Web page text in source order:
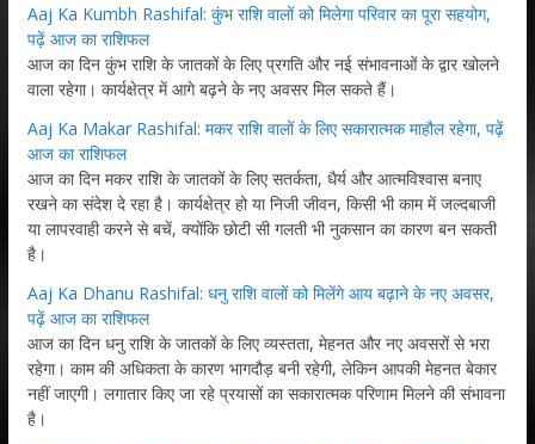
Aaj Ka Kumbh Rashifal: कुंभ राशि वालों को मिलेगा परिवार का पूरा सहयोग,
पढ़ें आज का राशिफल
आज का दिन कुंभ राशि के जातकों के लिए प्रगति और नई संभावनाओं के द्वार खोलने
वाला रहेगा। कार्यक्षेत्र में आगे बढ़ने के नए अवसर मिल सकते हैं।
Aaj Ka Makar Rashifal: मकर राशि वालों के लिए सकारात्मक माहौल रहेगा, पढ़ें
आज का राशिफल
आज का दिन मकर राशि के जातकों के लिए सतर्कता, धैर्य और आत्मविश्वास बनाए
रखने का संदेश दे रहा है। कार्यक्षेत्र हो या निजी जीवन, किसी भी काम में जल्दबाजी
या लापरवाही करने से बचें, क्योंकि छोटी सी गलती भी नुकसान का कारण बन सकती
है।
Aaj Ka Dhanu Rashifal: धनु राशि वालों को मिलेंगे आय बढ़ाने के नए अवसर,
पढ़ें आज का राशिफल
आज का दिन धनु राशि के जातकों के लिए व्यस्तता, मेहनत और नए अवसरों से भरा
रहेगा। काम की अधिकता के कारण भागदौड़ बनी रहेगी, लेकिन आपकी मेहनत बेकार
नहीं जाएगी। लगातार किए जा रहे प्रयासों का सकारात्मक परिणाम मिलने की संभावना
है।